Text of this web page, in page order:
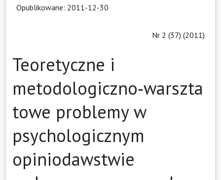
Opublikowane: 2011-12-30
Nr 2 (37) (2011)
Teoretyczne i
metodologiczno‑warszta
towe problemy w
psychologicznym
opiniodawstwie